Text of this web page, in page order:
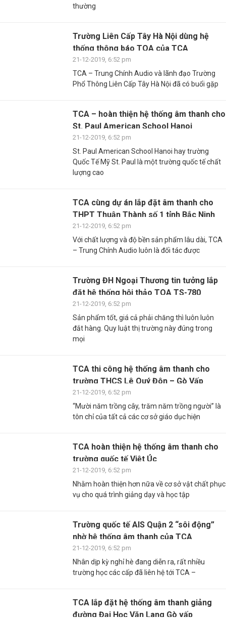
thường
Trường Liên Cấp Tây Hà Nội dùng hệ
thống thông báo TOA của TCA
21-12-2019, 6:52 pm
TCA – Trung Chính Audio và lãnh đạo Trường
Phổ Thông Liên Cấp Tây Hà Nội đã có buổi gặp
TCA – hoàn thiện hệ thống âm thanh cho
St. Paul American School Hanoi
21-12-2019, 6:52 pm
St. Paul American School Hanoi hay trường
Quốc Tế Mỹ St. Paul là một trường quốc tế chất
lượng cao
TCA cùng dự án lắp đặt âm thanh cho
THPT Thuận Thành số 1 tỉnh Bắc Ninh
21-12-2019, 6:52 pm
Với chất lượng và độ bền sản phẩm lâu dài, TCA
– Trung Chính Audio luôn là đối tác được
Trường ĐH Ngoại Thương tin tưởng lắp
đặt hệ thống hội thảo TOA TS-780
21-12-2019, 6:52 pm
Sản phẩm tốt, giá cả phải chăng thì luôn luôn
đắt hàng. Quy luật thị trường này đúng trong
mọi
TCA thi công hệ thống âm thanh cho
trường THCS Lê Quý Đôn – Gò Vấp
21-12-2019, 6:52 pm
“Mười năm trồng cây, trăm năm trồng người” là
tôn chỉ của tất cả các cơ sở giáo dục hiện
TCA hoàn thiện hệ thống âm thanh cho
trường quốc tế Việt Úc
21-12-2019, 6:52 pm
Nhằm hoàn thiện hơn nữa về cơ sở vật chất phục
vụ cho quá trình giảng dạy và học tập
Trường quốc tế AIS Quận 2 “sôi động”
nhờ hệ thống âm thanh của TCA
21-12-2019, 6:52 pm
Nhân dịp kỳ nghỉ hè đang diễn ra, rất nhiều
trường học các cấp đã liên hệ tới TCA –
TCA lắp đặt hệ thống âm thanh giảng
đường Đại Học Văn Lang Gò vấp